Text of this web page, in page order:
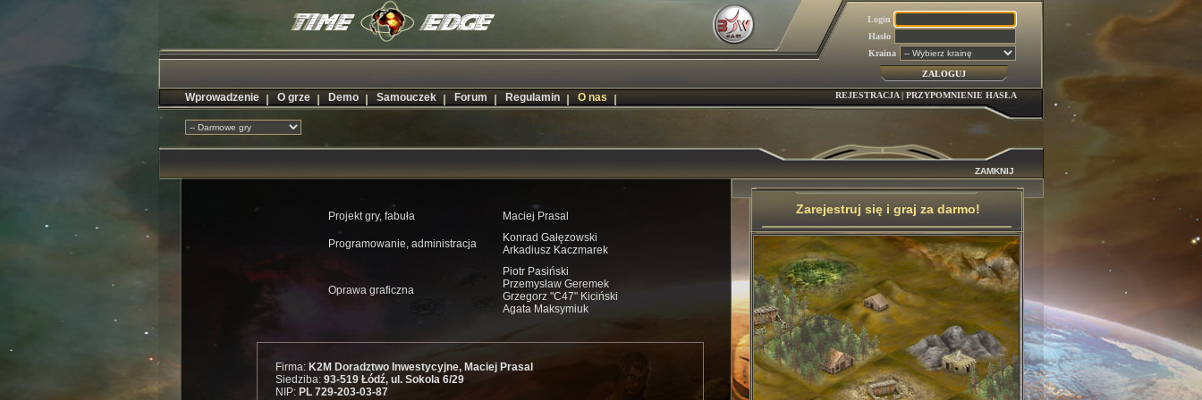
Wprowadzenie O grze Demo Samouczek Forum Regulamin O nas
Login
Hasło
Kraina
REJESTRACJA| PRZYPOMNIENIE HASŁA
ZAMKNIJ
Zarejestruj się i graj za darmo!
Projekt gry, fabuła Maciej Prasal
Programowanie, administracja
Konrad Gałęzowski
Arkadiusz Kaczmarek
Oprawa graficzna
Piotr Pasiński
Przemysław Geremek
Grzegorz "C47" Kiciński
Agata Maksymiuk
Firma: K2M Doradztwo Inwestycyjne, Maciej Prasal
Siedziba: 93-519 Łódź, ul. Sokola 6/29
NIP: PL 729-203-03-87